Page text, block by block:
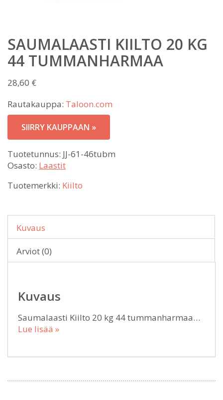
SAUMALAASTI KIILTO 20 KG
44 TUMMANHARMAA
28,60 €
Rautakauppa: Taloon.com
SIIRRY KAUPPAAN »
Tuotetunnus: JJ-61-46tubm
Osasto: Laastit
Tuotemerkki: Kiilto
Kuvaus
Arviot (0)
Kuvaus
Saumalaasti Kiilto 20 kg 44 tummanharmaa…
Lue lisää »